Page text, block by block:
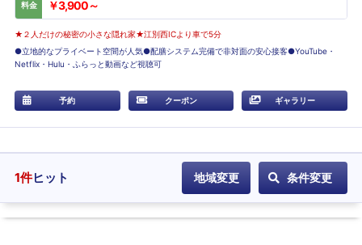
料金 ￥3,900～
★２人だけの秘密の小さな隠れ家★江別西ICより車で5分
●立地的なプライベート空間が人気●配膳システム完備で非対面の安心接客●YouTube・
Netflix・Hulu・ふらっと動画など視聴可
予約 クーポン ギャラリー
1件ヒット 地域変更 条件変更